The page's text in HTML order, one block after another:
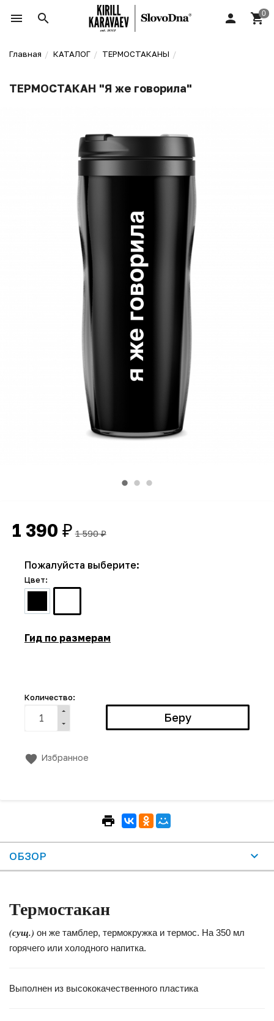
Главная КАТАЛОГ ТЕРМОСТАКАНЫ
ТЕРМОСТАКАН "Я же говорила"
1 390 ₽ 1 590₽
Пожалуйста выберите:
Цвет:
Гид по размерам
Количество:
Избранное
ОБЗОР
Термостакан
(сущ.) он же тамблер, термокружка и термос. На 350 мл
горячего или холодного напитка.
Выполнен из высококачественного пластика